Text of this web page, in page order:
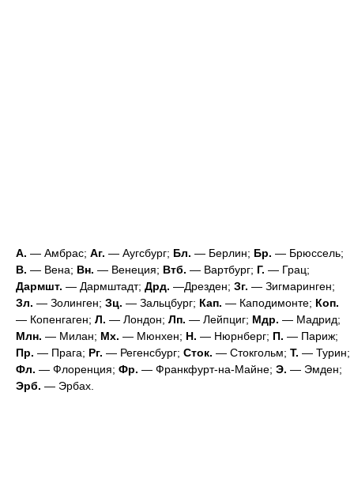
А. — Амбрас; Аг. — Аугсбург; Бл. — Берлин; Бр. — Брюссель;
В. — Вена; Вн. — Венеция; Втб. — Вартбург; Г. — Грац;
Дармшт. — Дармштадт; Дрд. —Дрезден; Зг. — Зигмаринген;
Зл. — Золинген; Зц. — Зальцбург; Кап. — Каподимонте; Коп.
— Копенгаген; Л. — Лондон; Лп. — Лейпциг; Мдр. — Мадрид;
Млн. — Милан; Мх. — Мюнхен; Н. — Нюрнберг; П. — Париж;
Пр. — Прага; Рг. — Регенсбург; Сток. — Стокгольм; Т. — Турин;
Фл. — Флоренция; Фр. — Франкфурт-на-Майне; Э. — Эмден;
Эрб. — Эрбах.